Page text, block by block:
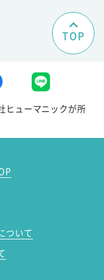
TOP
ヒューマニックが所
ついて